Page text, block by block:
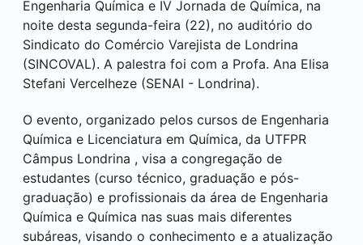
Engenharia Química e IV Jornada de Química, na
noite desta segunda-feira (22), no auditório do
Sindicato do Comércio Varejista de Londrina
(SINCOVAL). A palestra foi com a Profa. Ana Elisa
Stefani Vercelheze (SENAI - Londrina).
O evento, organizado pelos cursos de Engenharia
Química e Licenciatura em Química, da UTFPR
Câmpus Londrina , visa a congregação de
estudantes (curso técnico, graduação e pós-
graduação) e profissionais da área de Engenharia
Química e Química nas suas mais diferentes
subáreas, visando o conhecimento e a atualização